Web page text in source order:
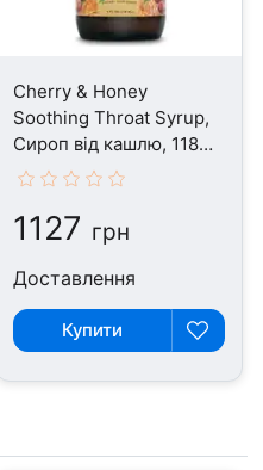
Cherry & Honey
Soothing Throat Syrup,
Сироп від кашлю, 118
мл
1127 грн
Доставлення
Купити